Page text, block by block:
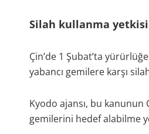
Silah kullanma yetkisi
Çin’de 1 Şubat’ta
yabancı gemilere karşı
Kyodo ajansı, bu kanunun
gemilerini hedef alabilme